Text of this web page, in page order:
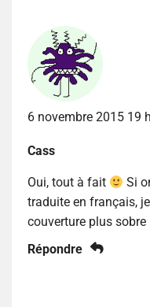
6 novembre 2015 19
Cass
Oui, tout à fait
Si
traduite en français,
couverture plus sobre
Répondre